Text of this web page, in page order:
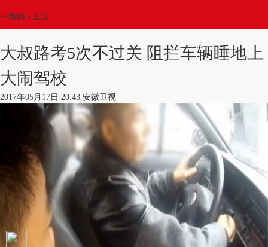
中新网 • 正文
大叔路考5次不过关 阻拦车辆睡地上
大闹驾校
2017年05月17日 20:43 安徽卫视